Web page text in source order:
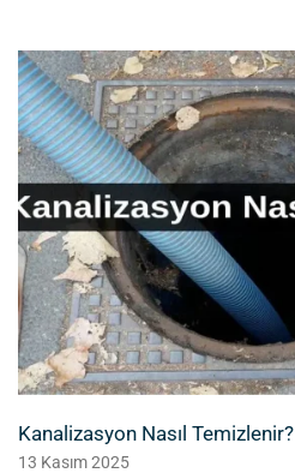
Kanalizasyon Nasıl Temizlenir?
13 Kasım 2025